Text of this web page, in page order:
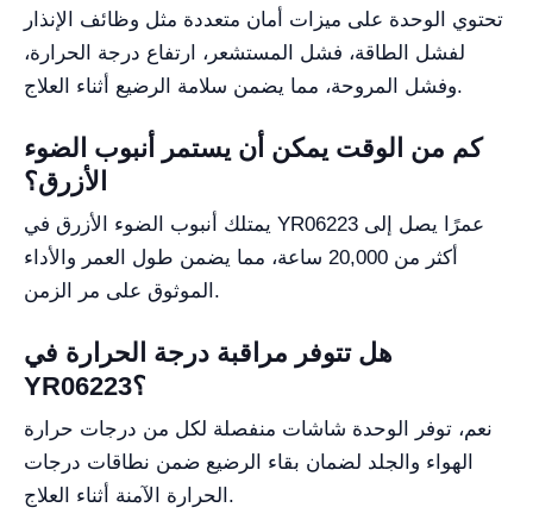
تحتوي الوحدة على ميزات أمان متعددة مثل وظائف الإنذار
لفشل الطاقة، فشل المستشعر، ارتفاع درجة الحرارة،
وفشل المروحة، مما يضمن سلامة الرضيع أثناء العلاج.
كم من الوقت يمكن أن يستمر أنبوب الضوء
الأزرق؟
يمتلك أنبوب الضوء الأزرق في YR06223 عمرًا يصل إلى
أكثر من 20,000 ساعة، مما يضمن طول العمر والأداء
الموثوق على مر الزمن.
هل تتوفر مراقبة درجة الحرارة في
YR06223؟
نعم، توفر الوحدة شاشات منفصلة لكل من درجات حرارة
الهواء والجلد لضمان بقاء الرضيع ضمن نطاقات درجات
الحرارة الآمنة أثناء العلاج.